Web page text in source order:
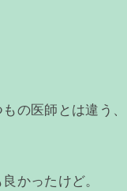
の医師とは違う、
かったけど。